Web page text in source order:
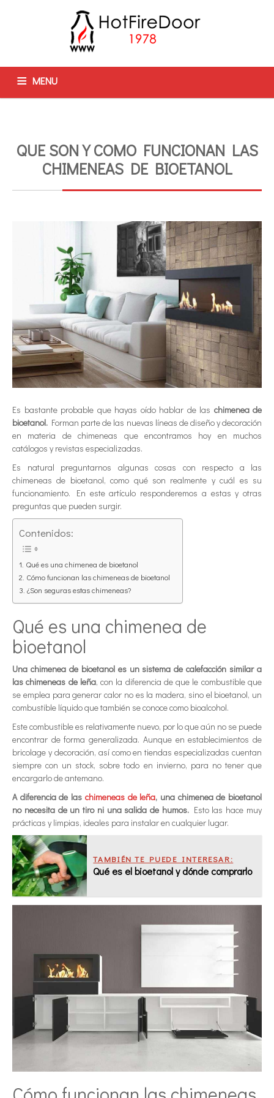
MENU
QUE SON Y COMO FUNCIONAN LAS
CHIMENEAS DE BIOETANOL
Es bastante probable que hayas oído hablar de las chimenea de
bioetanol. Forman parte de las nuevas líneas de diseño y decoración
en materia de chimeneas que encontramos hoy en muchos
catálogos y revistas especializadas.
Es natural preguntarnos algunas cosas con respecto a las
chimeneas de bioetanol, como qué son realmente y cuál es su
funcionamiento. En este artículo responderemos a estas y otras
preguntas que pueden surgir.
Contenidos:
Qué es una chimenea de bioetanol
Cómo funcionan las chimeneas de bioetanol
¿Son seguras estas chimeneas?
Qué es una chimenea de
bioetanol
Una chimenea de bioetanol es un sistema de calefacción similar a
las chimeneas de leña, con la diferencia de que le combustible que
se emplea para generar calor no es la madera, sino el bioetanol, un
combustible líquido que también se conoce como bioalcohol.
Este combustible es relativamente nuevo, por lo que aún no se puede
encontrar de forma generalizada. Aunque en establecimientos de
bricolage y decoración, así como en tiendas especializadas cuentan
siempre con un stock, sobre todo en invierno, para no tener que
encargarlo de antemano.
A diferencia de las chimeneas de leña, una chimenea de bioetanol
no necesita de un tiro ni una salida de humos.Esto las hace muy
prácticas y limpias, ideales para instalar en cualquier lugar.
TAMBIÉN TE PUEDE INTERESAR:
Qué es el bioetanol y dónde comprarlo